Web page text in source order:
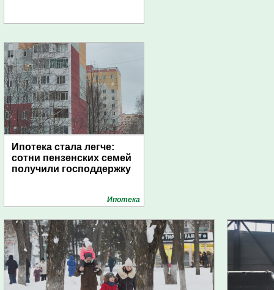
Ипотека стала легче:
сотни пензенских семей
получили господдержку
Ипотека